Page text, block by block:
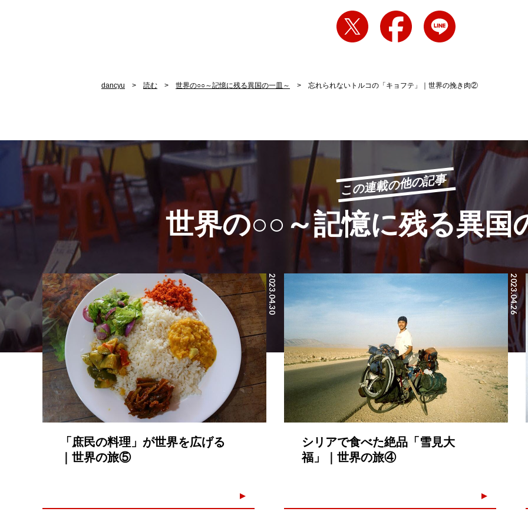
dancyu 読む 世界の○○～記憶に残る異国の一皿～ 忘れられないトルコの「キョフテ」｜世界の挽き肉②
この連載の他の記事
世界の○○～記憶に残る異国
2023.04.30
「庶民の料理」が世界を広げる
｜世界の旅⑤
2023.04.26
シリアで食べた絶品「雪見大
福」｜世界の旅④